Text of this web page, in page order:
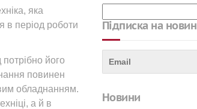
яка
в період роботи
його
повинен
обладнанням.
а й в
Підписка на
новини